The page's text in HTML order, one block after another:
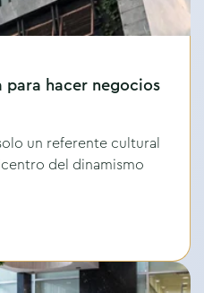
para hacer negocios
un referente cultural
del dinamismo